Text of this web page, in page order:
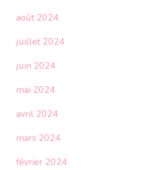
août 2024
juillet 2024
juin 2024
mai 2024
avril 2024
mars 2024
février 2024